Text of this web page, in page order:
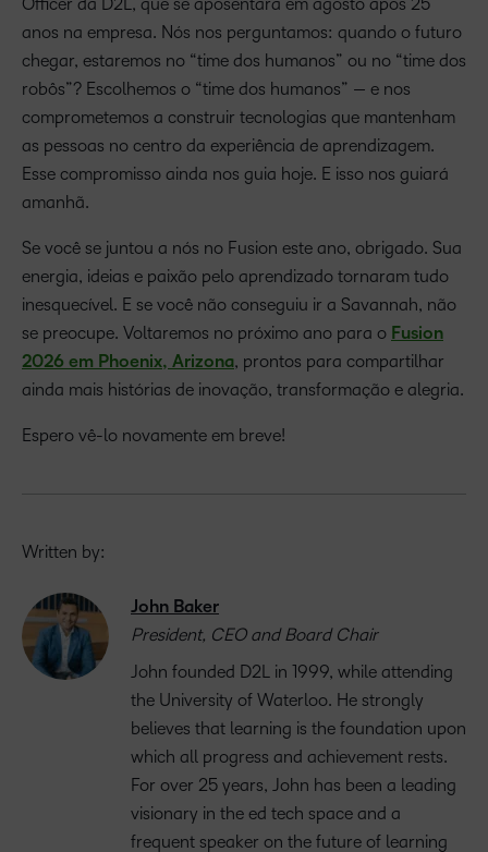
Officer da D2L, que se aposentará em agosto após 25
anos na empresa. Nós nos perguntamos: quando o futuro
chegar, estaremos no “time dos humanos” ou no “time dos
robôs”? Escolhemos o “time dos humanos” — e nos
comprometemos a construir tecnologias que mantenham
as pessoas no centro da experiência de aprendizagem.
Esse compromisso ainda nos guia hoje. E isso nos guiará
amanhã.
Se você se juntou a nós no Fusion este ano, obrigado. Sua
energia, ideias e paixão pelo aprendizado tornaram tudo
inesquecível. E se você não conseguiu ir a Savannah, não
se preocupe. Voltaremos no próximo ano para o Fusion
2026 em Phoenix, Arizona, prontos para compartilhar
ainda mais histórias de inovação, transformação e alegria.
Espero vê-lo novamente em breve!
Written by:
John Baker
President, CEO and Board Chair
John founded D2L in 1999, while attending
the University of Waterloo. He strongly
believes that learning is the foundation upon
which all progress and achievement rests.
For over 25 years, John has been a leading
visionary in the ed tech space and a
frequent speaker on the future of learning